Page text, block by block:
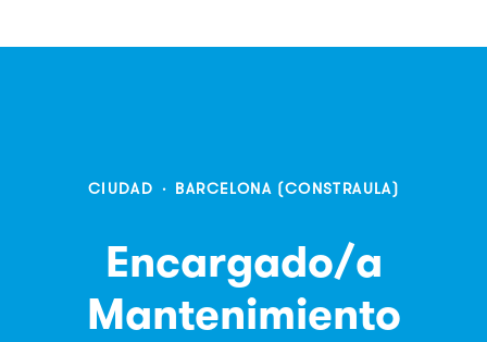
CIUDAD · BARCELONA (CONSTRAULA)
Encargado/a
Mantenimiento